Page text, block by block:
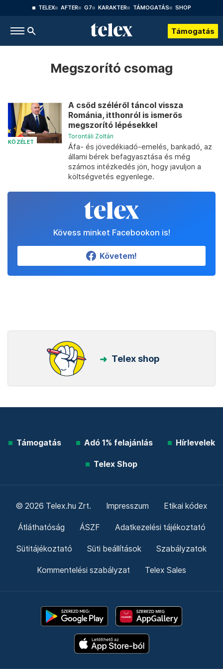
TELEX AFTER G7 KARAKTER TÁMOGATÁS SHOP
Támogatás
Megszorító csomag
KÖZÉLET
A csőd széléről táncol vissza
Románia, itthonról is ismerős
megszorító lépésekkel
Torontáli Zoltán
Áfa- és jövedékiadó-emelés, bankadó, az
állami bérek befagyasztása és még
számos intézkedés jön, hogy javuljon a
költségvetés egyenlege.
Kövess minket Facebookon is!
Követem!
Telex shop
Támogatás Adó 1% felajánlás Hírlevelek
Telex Shop
© 2026 Telex.hu Zrt. Impresszum Etikai kódex
Átláthatóság ÁSZF Adatkezelési tájékoztató
Sütitájékoztató Süti beállítások Szabályzatok
Kommentelési szabályzat Telex Sales